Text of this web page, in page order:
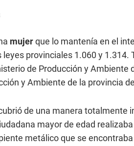
mujerque lo mantenía en el
provinciales 1.060 y
de Producción y Ambiente
y Ambiente de la provincia de
de una manera totalmente
mayor de edad
metálico que se